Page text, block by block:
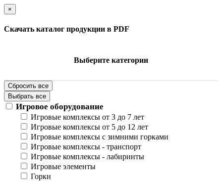
×
Скачать каталог продукции в PDF
Выберите категории
Сбросить все
Выбрать все
Игровое оборудование
Игровые комплексы от 3 до 7 лет
Игровые комплексы от 5 до 12 лет
Игровые комплексы с зимними горками
Игровые комплексы - транспорт
Игровые комплексы - лабиринты
Игровые элементы
Горки